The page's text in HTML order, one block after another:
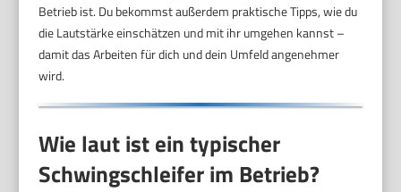
Betrieb ist. Du bekommst außerdem praktische Tipps, wie du
die Lautstärke einschätzen und mit ihr umgehen kannst –
damit das Arbeiten für dich und dein Umfeld angenehmer
wird.
Wie laut ist ein typischer
Schwingschleifer im Betrieb?